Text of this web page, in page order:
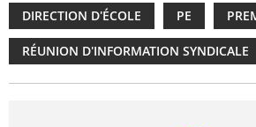
DIRECTION D'ÉCOLE PE
RÉUNION D'INFORMATION SYNDICALE